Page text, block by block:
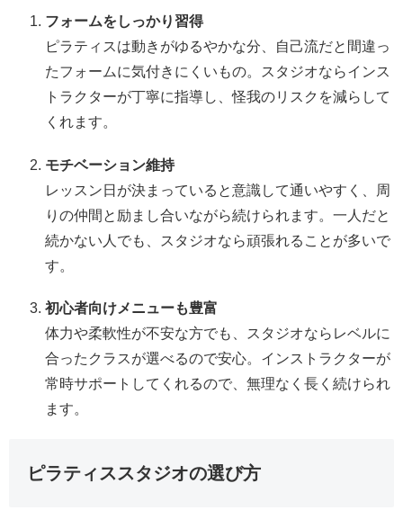
フォームをしっかり習得
ピラティスは動きがゆるやかな分、自己流だと間違っ
たフォームに気付きにくいもの。スタジオならインス
トラクターが丁寧に指導し、怪我のリスクを減らして
くれます。
モチベーション維持
レッスン日が決まっていると意識して通いやすく、周
りの仲間と励まし合いながら続けられます。一人だと
続かない人でも、スタジオなら頑張れることが多いで
す。
初心者向けメニューも豊富
体力や柔軟性が不安な方でも、スタジオならレベルに
合ったクラスが選べるので安心。インストラクターが
常時サポートしてくれるので、無理なく長く続けられ
ます。
ピラティススタジオの選び方